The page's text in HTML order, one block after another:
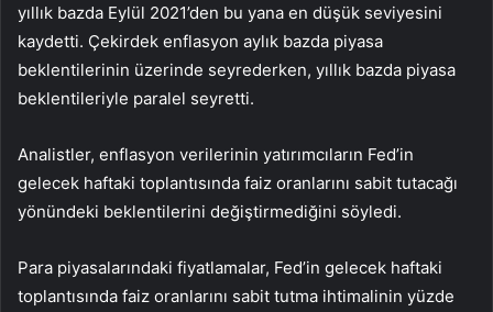
yıllık bazda Eylül 2021’den bu yana en düşük seviyesini
kaydetti. Çekirdek enflasyon aylık bazda piyasa
beklentilerinin üzerinde seyrederken, yıllık bazda piyasa
beklentileriyle paralel seyretti.
Analistler, enflasyon verilerinin yatırımcıların Fed’in
gelecek haftaki toplantısında faiz oranlarını sabit tutacağı
yönündeki beklentilerini değiştirmediğini söyledi.
Para piyasalarındaki fiyatlamalar, Fed’in gelecek haftaki
toplantısında faiz oranlarını sabit tutma ihtimalinin yüzde